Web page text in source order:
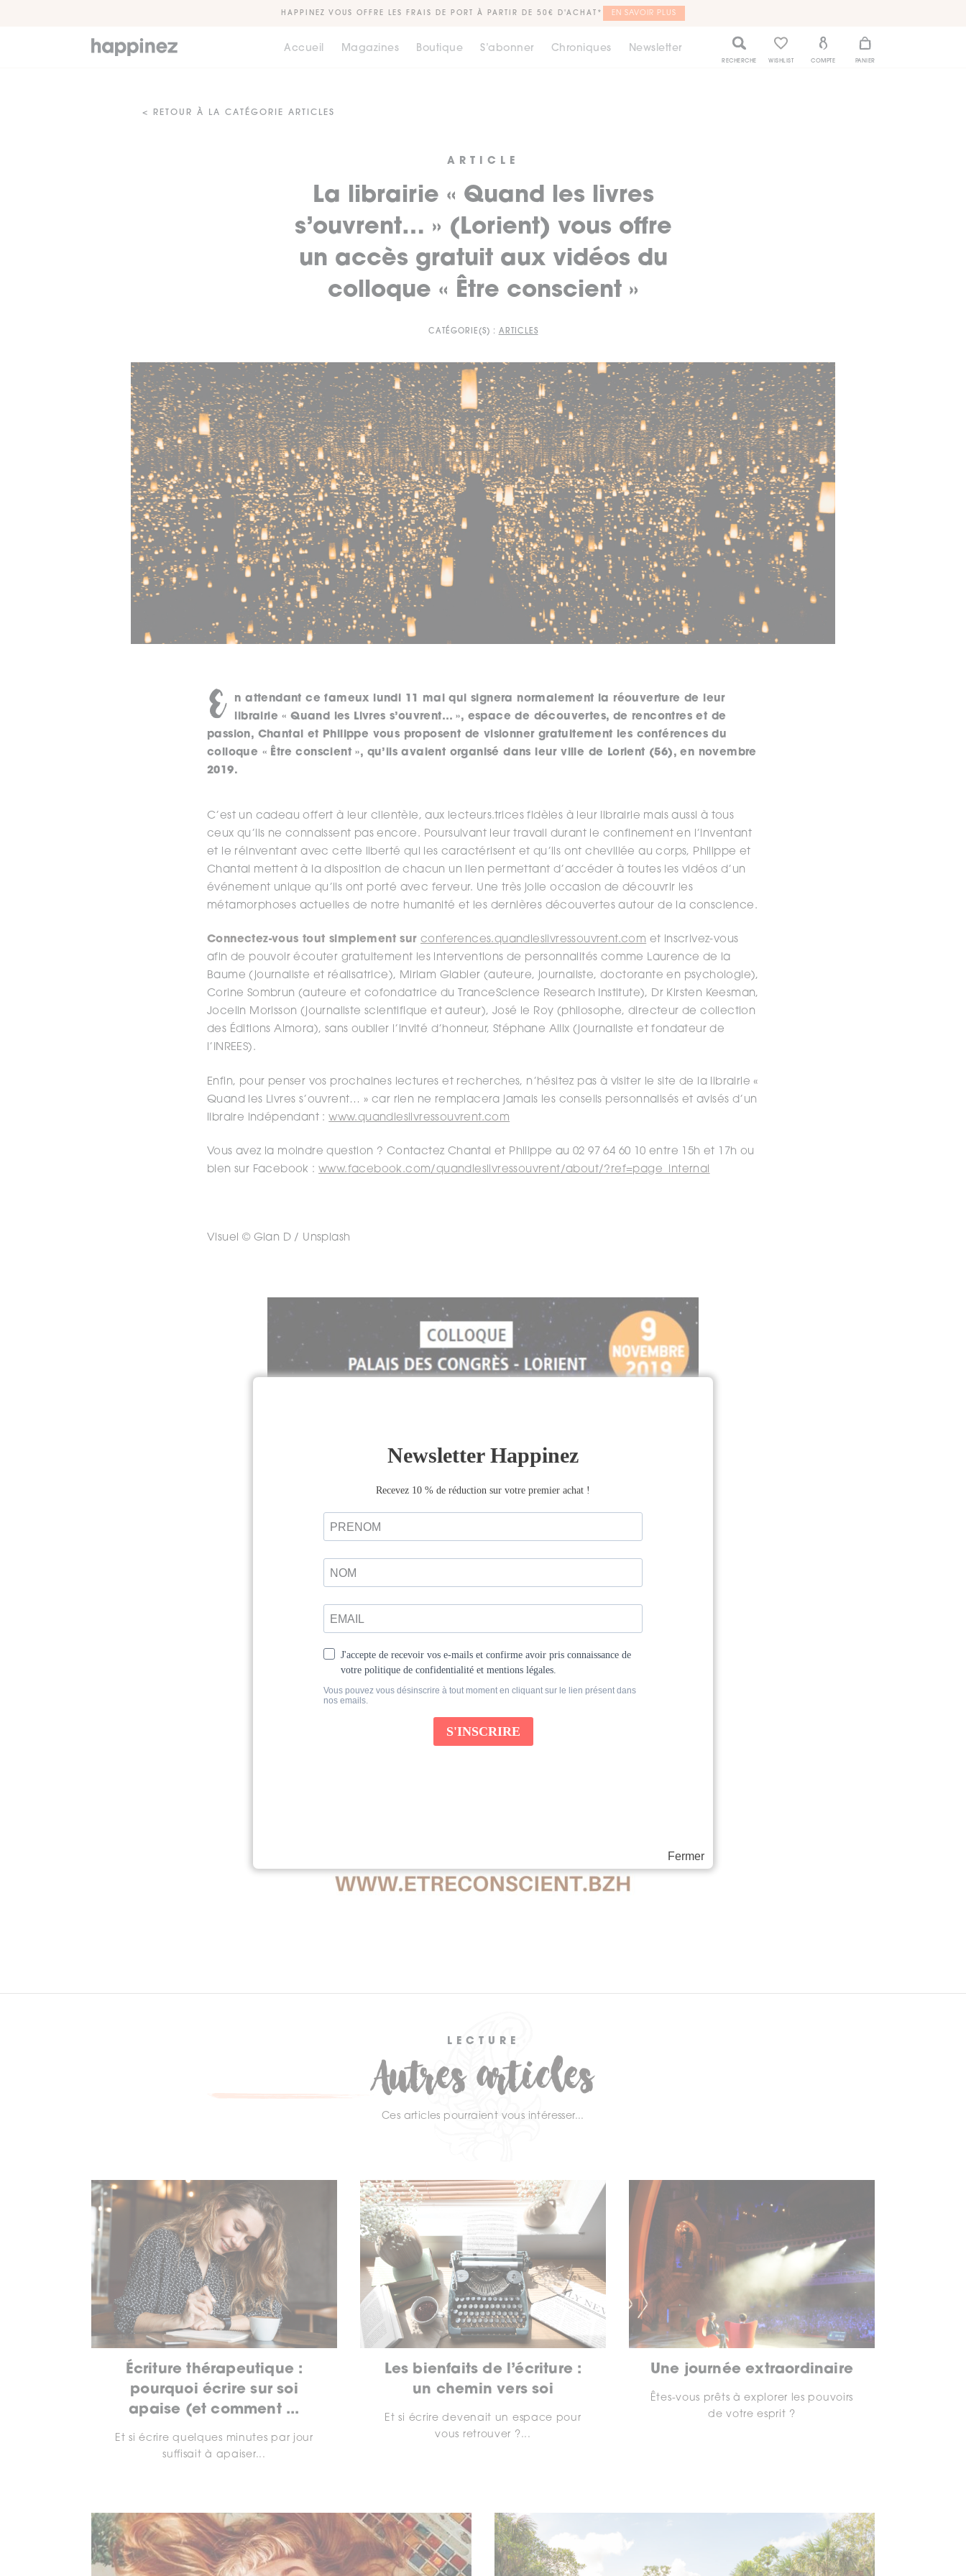
HAPPINEZ VOUS OFFRE LES FRAIS DE PORT À PARTIR DE 50€ D'ACHAT* EN SAVOIR PLUS
Accueil Magazines Boutique S’abonner Chroniques Newsletter
RECHERCHE WISHLIST COMPTE PANIER
< RETOUR À LA CATÉGORIE ARTICLES
ARTICLE
La librairie « Quand les livres
s’ouvrent… » (Lorient) vous offre
un accès gratuit aux vidéos du
colloque « Être conscient »
CATÉGORIE(S) : ARTICLES
E
n attendant ce fameux lundi 11 mai qui signera normalement la réouverture de leur
librairie « Quand les Livres s’ouvrent… », espace de découvertes, de rencontres et de
passion, Chantal et Philippe vous proposent de visionner gratuitement les conférences du
colloque « Être conscient », qu’ils avaient organisé dans leur ville de Lorient (56), en novembre
2019.
C’est un cadeau offert à leur clientèle, aux lecteurs.trices fidèles à leur librairie mais aussi à tous
ceux qu’ils ne connaissent pas encore. Poursuivant leur travail durant le confinement en l’inventant
et le réinventant avec cette liberté qui les caractérisent et qu’ils ont chevillée au corps, Philippe et
Chantal mettent à la disposition de chacun un lien permettant d’accéder à toutes les vidéos d’un
événement unique qu’ils ont porté avec ferveur. Une très jolie occasion de découvrir les
métamorphoses actuelles de notre humanité et les dernières découvertes autour de la conscience.
Connectez-vous tout simplement sur conferences.quandleslivressouvrent.com et inscrivez-vous
afin de pouvoir écouter gratuitement les interventions de personnalités comme Laurence de la
Baume (journaliste et réalisatrice), Miriam Glabier (auteure, journaliste, doctorante en psychologie),
Corine Sombrun (auteure et cofondatrice du TranceScience Research Institute), Dr Kirsten Keesman,
Jocelin Morisson (journaliste scientifique et auteur), José le Roy (philosophe, directeur de collection
des Éditions Almora), sans oublier l’invité d’honneur, Stéphane Allix (journaliste et fondateur de
l’INREES).
Enfin, pour penser vos prochaines lectures et recherches, n’hésitez pas à visiter le site de la librairie «
Quand les Livres s’ouvrent… » car rien ne remplacera jamais les conseils personnalisés et avisés d’un
libraire indépendant :www.quandleslivressouvrent.com
Vous avez la moindre question ? Contactez Chantal et Philippe au 02 97 64 60 10 entre 15h et 17h ou
bien sur Facebook : www.facebook.com/quandleslivressouvrent/about/?ref=page_internal
Visuel © Gian D / Unsplash
LECTURE
Autres articles
Ces articles pourraient vous intéresser...
Écriture thérapeutique :
pourquoi écrire sur soi
apaise (et comment ...
Et si écrire quelques minutes par jour
suffisait à apaiser...
Les bienfaits de l’écriture :
un chemin vers soi
Et si écrire devenait un espace pour
vous retrouver ?...
Une journée extraordinaire
Êtes-vous prêts à explorer les pouvoirs
de votre esprit ?
Fermer